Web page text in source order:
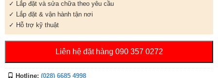
✓ Lắp đặt và sửa chữa theo yêu cầu
✓ Lắp đặt & vận hành tận nơi
✓ Hỗ trợ kỹ thuật
Liên hệ đặt hàng 090 357 0272
Hotline: (028) 6685 4998